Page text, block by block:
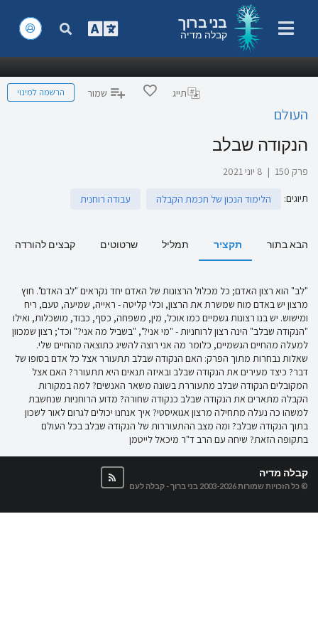
בני ברוך
קבלה מדיה
תייג שמור הרשמה למינוי
העולם
הנקודה שבלב
פרק 150 | 8 יוני 2021
תיוגים: הלימוד הנכון של חכמת הקבלה עבודה רוחנית
הבא בתור תקציר תמליל שרטוטים קבצים להורדה
"לב" הוא רצון האדם; כל מכלול הרצונות של האדם יחד נקראים "לב האדם". חוץ
מרצון יש באדם מוח שמשרת את הרצון, וכלי קליטה - ראייה, שמיעה, טעם, ריח
ומישוש. יש בנו רצונות גשמיים כמו אוכל, מין, משפחה, כסף, כבוד, מושכלות, ואילו
"הנקודה שבלב" הינה רצון לרוחניות - "מי אני?", "בשביל מה אני?" וכד'; רצון שמכוון
למעלה מהחיים הגשמיים, כלומר מה אני רוצה להשיג כתוצאה מהחיים שלי.
שאלות נבחרות מתוך הפרק: האם הנקודה שבלב תתעורר אצל כל אדם בסופו של
דבר? כיצד מעירים את הנקודה שבלב ובאיזה תנאים היא תתעורר? האם אצל
המקובלים הנקודה שבלב מתעוררת בשונה משאר האנשים? למה במקורות
הקבלה מתארים את הנקודה שבלב כנקודה שחורה? מדוע הרוחניות שנחשבת
למשהו כה נעלה מתחילה מרצון אגואיסטי? איך אנחנו יכולים לגרום לאור לשכון
בתוך הנקודה שבלב? ומה מצב ההתעוררות של הנקודה שבלב בכל העולם
בתקופה הזאת? שיחה עם הרב ד"ר מיכאל לייטמן
קבלה מדיה
© כל הזכויות שמורות 2003-2026 בני ברוך - קבלה לעם